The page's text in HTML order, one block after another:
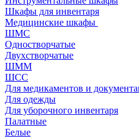
Шкафы для инвентаря
Медицинские шкафы
ШМС
Одностворчатые
Двухстворчатые
ШММ
ШСС
Для медикаментов и
Для одежды
Для уборочного инвентаря
Палатные
Белые